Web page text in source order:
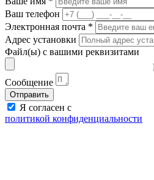
Ваш телефон
Электронная почта *
Адрес установки
Файл(ы) с вашими реквизитами
Сообщение
Отправить
Я согласен с
политикой конфиденциальности